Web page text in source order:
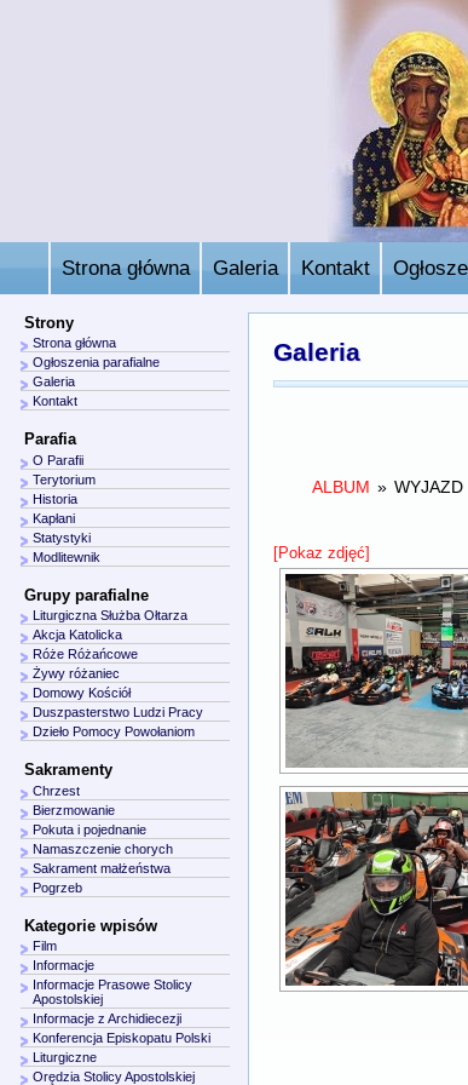
Strona główna Galeria Kontakt
Galeria
ALBUM »
[Pokaz zdjęć]
Strony
Strona główna
Ogłoszenia parafialne
Galeria
Kontakt
Parafia
O Parafii
Terytorium
Historia
Kapłani
Statystyki
Modlitewnik
Grupy parafialne
Liturgiczna Służba Ołtarza
Akcja Katolicka
Róże Różańcowe
Żywy różaniec
Domowy Kościół
Duszpasterstwo Ludzi Pracy
Dzieło Pomocy Powołaniom
Sakramenty
Chrzest
Bierzmowanie
Pokuta i pojednanie
Namaszczenie chorych
Sakrament małżeństwa
Pogrzeb
Kategorie wpisów
Film
Informacje
Informacje Prasowe Stolicy
Apostolskiej
Informacje z Archidiecezji
Konferencja Episkopatu Polski
Liturgiczne
Orędzia Stolicy Apostolskiej